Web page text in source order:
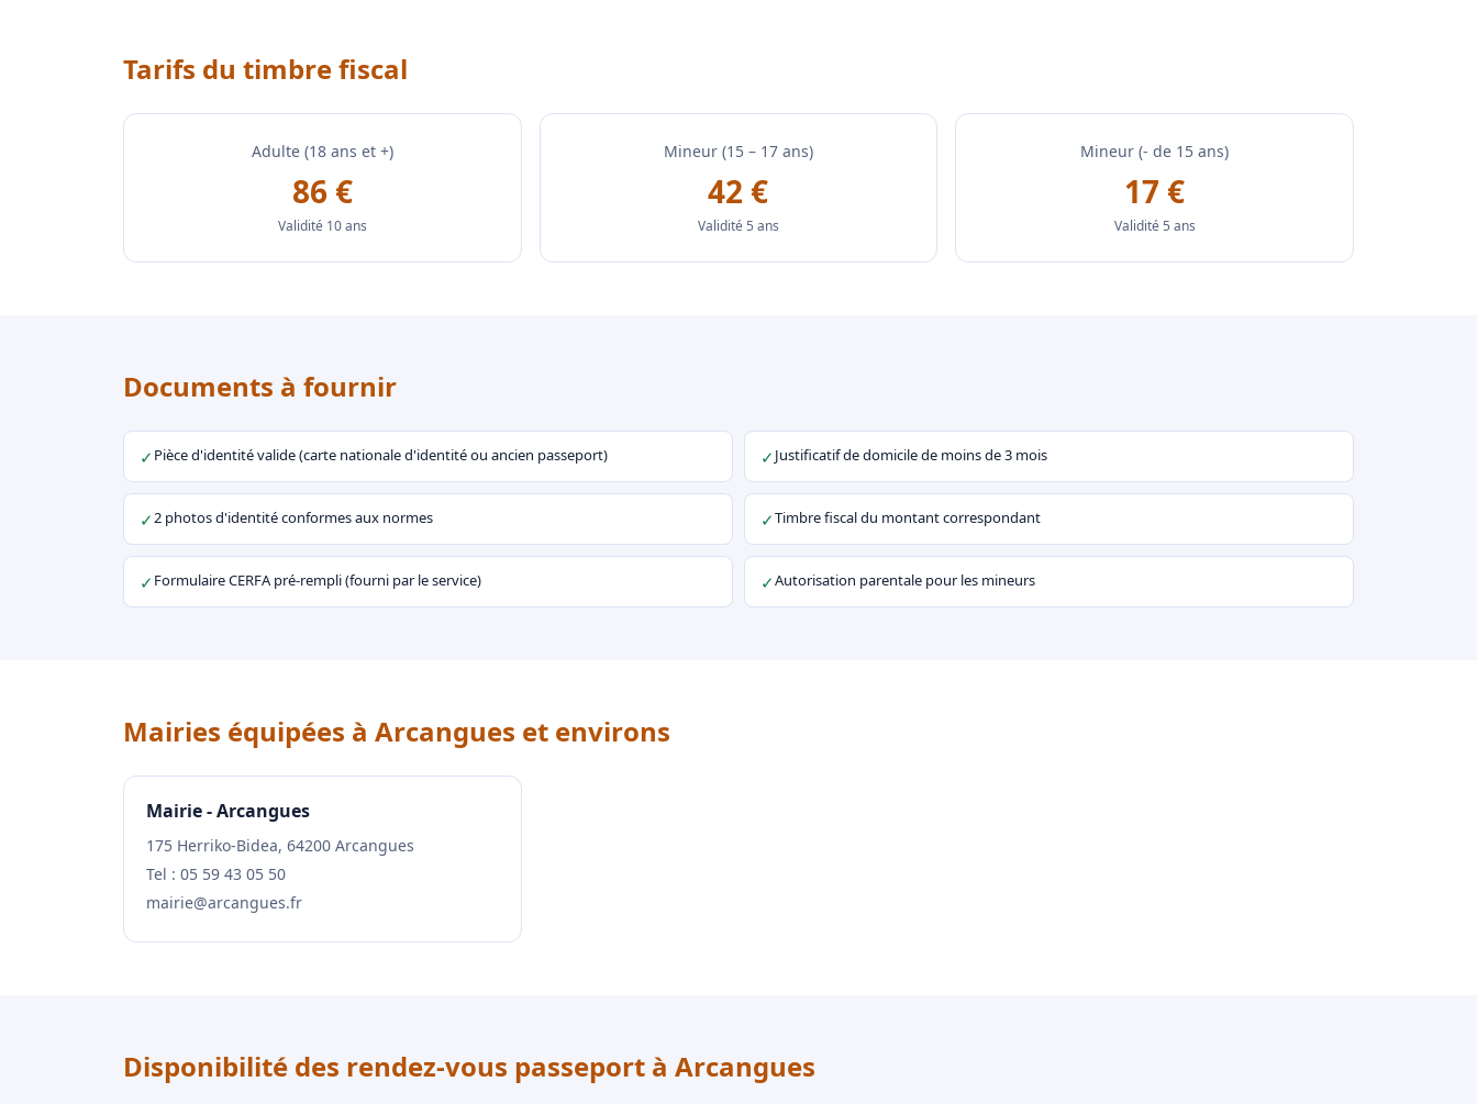
Tarifs du timbre fiscal
Adulte (18 ans et +)
86 €
Validité 10 ans
Mineur (15 – 17 ans)
42 €
Validité 5 ans
Mineur (- de 15 ans)
17 €
Validité 5 ans
Documents à fournir
✓ Pièce d'identité valide (carte nationale d'identité ou ancien passeport) ✓Justificatif de domicile de moins de 3 mois
✓2 photos d'identité conformes aux normes ✓Timbre fiscal du montant correspondant
✓ Formulaire CERFA pré-rempli (fourni par le service) ✓Autorisation parentale pour les mineurs
Mairies équipées à Arcangues et environs
Mairie - Arcangues
175 Herriko-Bidea, 64200 Arcangues
Tel : 05 59 43 05 50
mairie@arcangues.fr
Disponibilité des rendez-vous passeport à Arcangues